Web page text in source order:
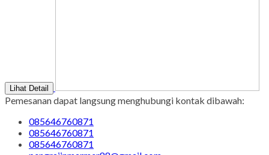
Lihat Detail
Pemesanan dapat langsung menghubungi kontak dibawah:
085646760871
085646760871
085646760871